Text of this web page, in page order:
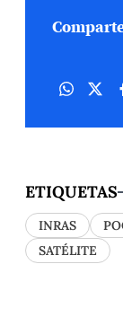
ETIQUETAS
INRAS
SATÉLITE